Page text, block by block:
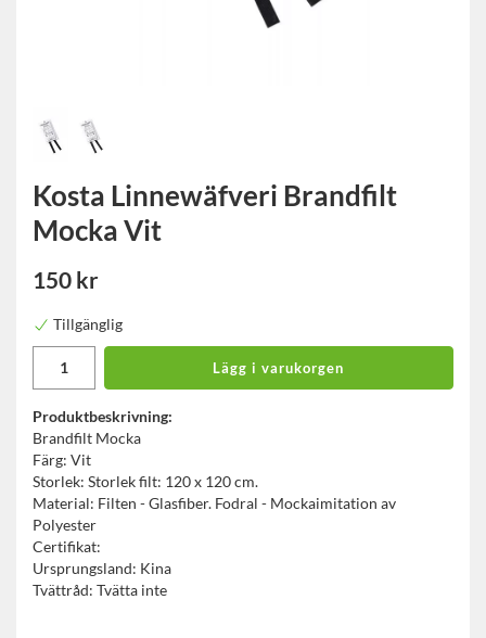
Kosta Linnewäfveri Brandfilt
Mocka Vit
150 kr
Tillgänglig
Lägg i varukorgen
Produktbeskrivning:
Brandfilt Mocka
Färg: Vit
Storlek: Storlek filt: 120 x 120 cm.
Material: Filten - Glasfiber. Fodral - Mockaimitation av
Polyester
Certifikat:
Ursprungsland: Kina
Tvättråd: Tvätta inte